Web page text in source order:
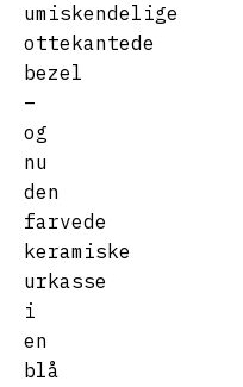
umiskendelige
ottekantede
bezel
–
og
nu
den
farvede
keramiske
urkasse
i
en
blå